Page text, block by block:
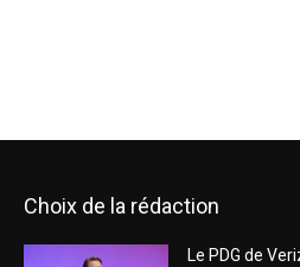
Choix de la rédaction
Le PDG de